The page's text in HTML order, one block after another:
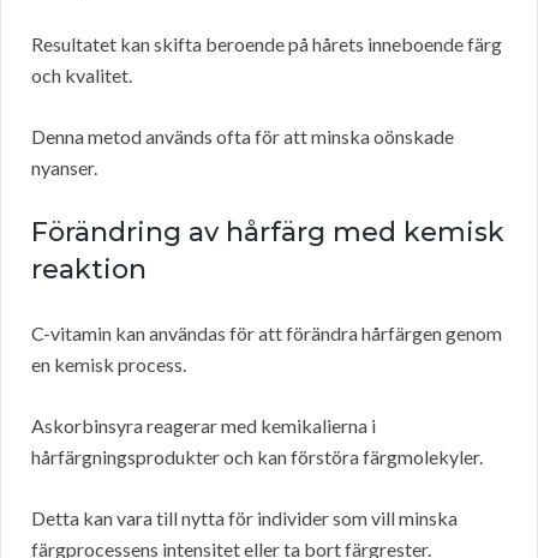
Resultatet kan skifta beroende på hårets inneboende färg
och kvalitet.
Denna metod används ofta för att minska oönskade
nyanser.
Förändring av hårfärg med kemisk
reaktion
C-vitamin kan användas för att förändra hårfärgen genom
en kemisk process.
Askorbinsyra reagerar med kemikalierna i
hårfärgningsprodukter och kan förstöra färgmolekyler.
Detta kan vara till nytta för individer som vill minska
färgprocessens intensitet eller ta bort färgrester.